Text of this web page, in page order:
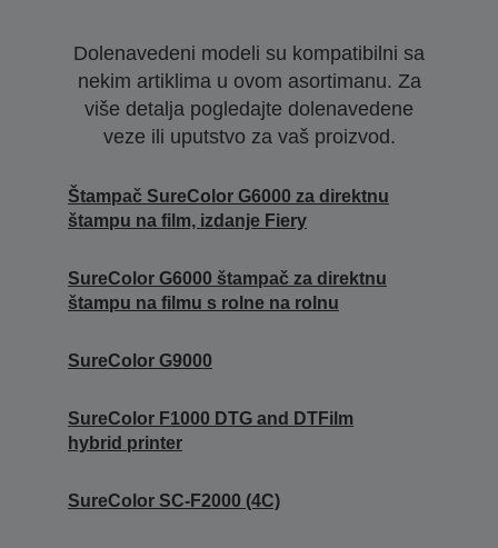
Dolenavedeni modeli su kompatibilni sa
nekim artiklima u ovom asortimanu. Za
više detalja pogledajte dolenavedene
veze ili uputstvo za vaš proizvod.
Štampač SureColor G6000 za direktnu
štampu na film, izdanje Fiery
SureColor G6000 štampač za direktnu
štampu na filmu s rolne na rolnu
SureColor G9000
SureColor F1000 DTG and DTFilm
hybrid printer
SureColor SC-F2000 (4C)